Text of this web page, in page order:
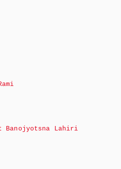
Banojyotsna Lahiri